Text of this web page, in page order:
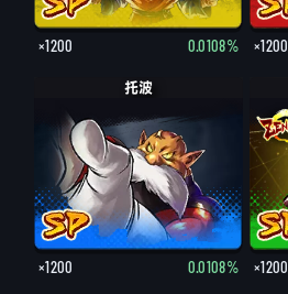
×1200 0.0108% ×1200
托波
×1200 0.0108% ×1200